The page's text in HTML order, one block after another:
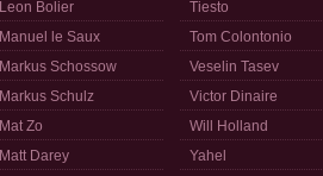
Leon Bolier
Manuel le Saux
Markus Schossow
Markus Schulz
Mat Zo
Matt Darey
Tiesto
Tom Colontonio
Veselin Tasev
Victor Dinaire
Will Holland
Yahel